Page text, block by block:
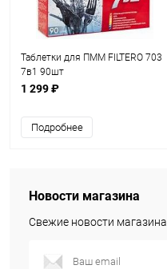
Таблетки для ПММ FILTERO 703
7в1 90шт
1 299 ₽
Подробнее
Новости магазина
Свежие новости магазина